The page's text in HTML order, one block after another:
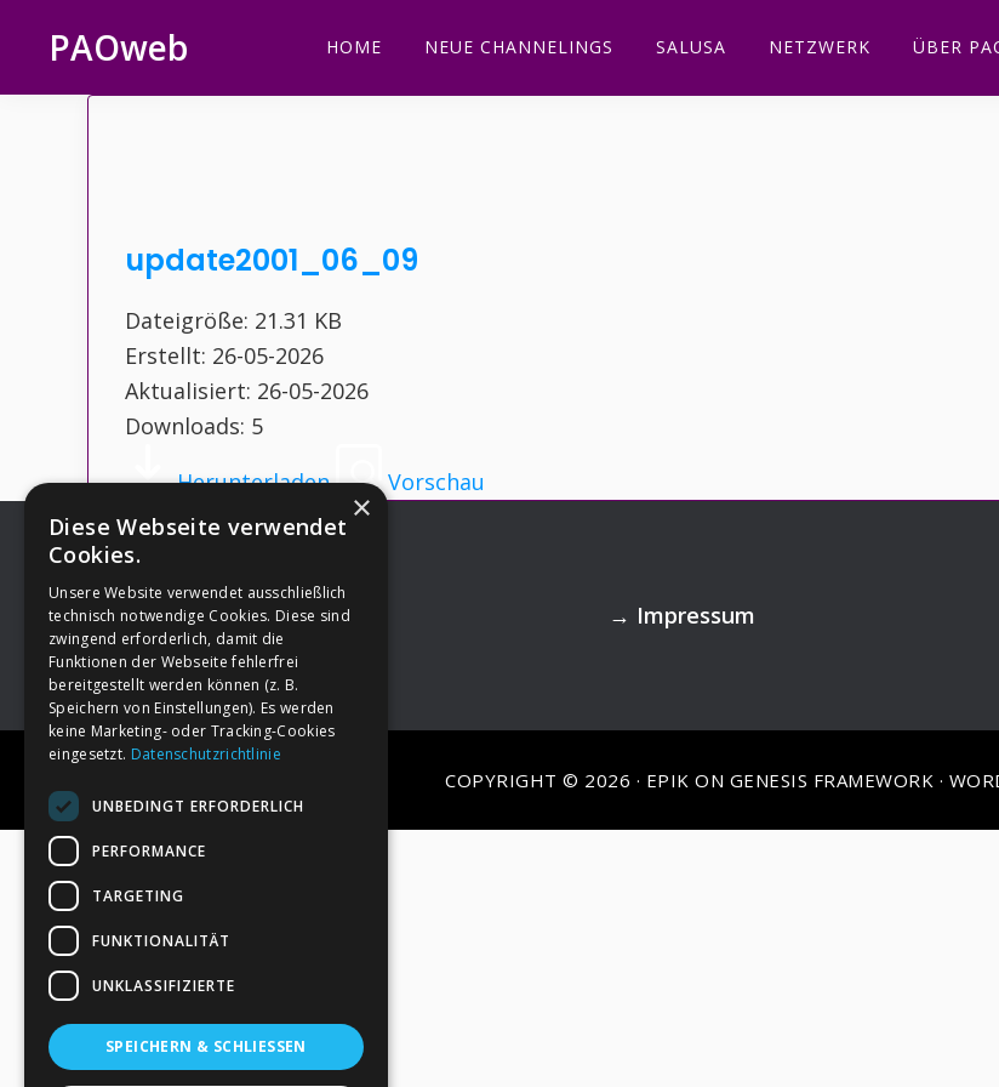
Hauptnavigation
springen
Inhalt
springen
Seitenspalte
springen
Fußzeile
springen
PAOweb HOME NEUE CHANNELINGS SALUSA NETZWERK ÜBER
update2001_06_09
Dateigröße: 21.31 KB
Erstellt: 26-05-2026
Aktualisiert: 26-05-2026
Downloads: 5
Herunterladen
Vorschau
Footer →Deine Spende → Impressum
COPYRIGHT © 2026 · EPIK ON GENESIS FRAMEWORK ·
×
Diese Webseite verwendet
Cookies.
Unsere Website verwendet ausschließlich
technisch notwendige Cookies. Diese sind
zwingend erforderlich, damit die
Funktionen der Webseite fehlerfrei
bereitgestellt werden können (z. B.
Speichern von Einstellungen). Es werden
keine Marketing- oder Tracking-Cookies
eingesetzt. Datenschutzrichtlinie
UNBEDINGT ERFORDERLICH
PERFORMANCE
TARGETING
FUNKTIONALITÄT
UNKLASSIFIZIERTE
SPEICHERN & SCHLIESSEN